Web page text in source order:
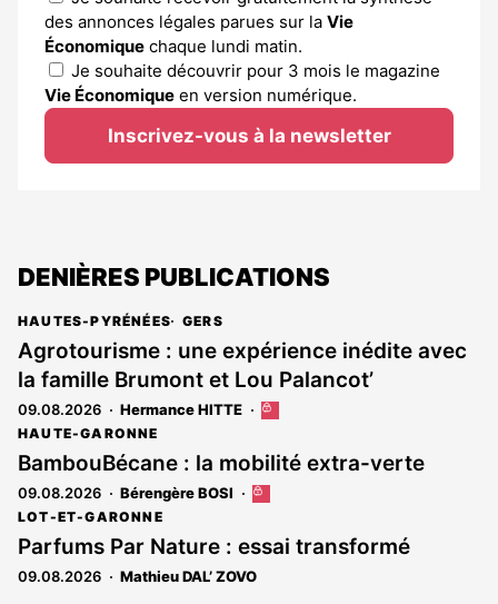
des annonces légales parues sur la Vie
Économique chaque lundi matin.
Je souhaite découvrir pour 3 mois le magazine
Vie Économique en version numérique.
Inscrivez-vous à la newsletter
DENIÈRES PUBLICATIONS
HAUTES-PYRÉNÉES GERS
Agrotourisme : une expérience inédite avec
la famille Brumont et Lou Palancot’
09.08.2026 Hermance HITTE
Cet
est
réservé
aux
HAUTE-GARONNE
BambouBécane : la mobilité extra-verte
09.08.2026 Bérengère BOSI
Cet
réservé
aux
LOT-ET-GARONNE
Parfums Par Nature : essai transformé
09.08.2026 Mathieu DAL’ ZOVO